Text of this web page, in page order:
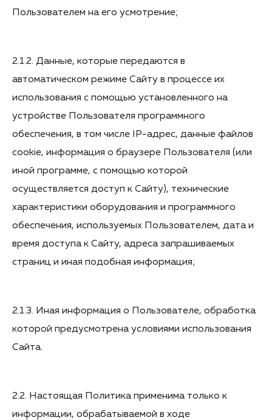
Пользователем на его усмотрение;
2.1.2. Данные, которые передаются в
автоматическом режиме Сайту в процессе их
использования с помощью установленного на
устройстве Пользователя программного
обеспечения, в том числе IP-адрес, данные файлов
cookie, информация о браузере Пользователя (или
иной программе, с помощью которой
осуществляется доступ к Сайту), технические
характеристики оборудования и программного
обеспечения, используемых Пользователем, дата и
время доступа к Сайту, адреса запрашиваемых
страниц и иная подобная информация;
2.1.3. Иная информация о Пользователе, обработка
которой предусмотрена условиями использования
Сайта.
2.2. Настоящая Политика применима только к
информации, обрабатываемой в ходе